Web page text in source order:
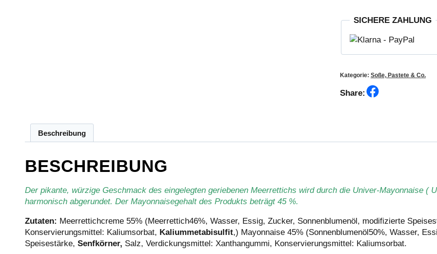
160g
Menge
SICHERE ZAHLUNG
Kategorie: Soße, Pastete & Co.
Share:
Beschreibung
BESCHREIBUNG
Der pikante, würzige Geschmack des eingelegten geriebenen Meerrettichs wird durch die Univer-Mayonnaise (
harmonisch abgerundet. Der Mayonnaisegehalt des Produkts beträgt 45 %.
Zutaten: Meerrettichcreme 55% (Meerrettich46%, Wasser, Essig, Zucker, Sonnenblumenöl, modifizierte
Konservierungsmittel: Kaliumsorbat, Kaliummetabisulfit,) Mayonnaise 45% (Sonnenblumenöl50%, Wasser,
Speisestärke, Senfkörner, Salz, Verdickungsmittel: Xanthangummi, Konservierungsmittel: Kaliumsorbat.